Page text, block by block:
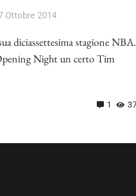
Ottobre 2014
diciassettesima stagione NBA.
Night un certo Tim
1